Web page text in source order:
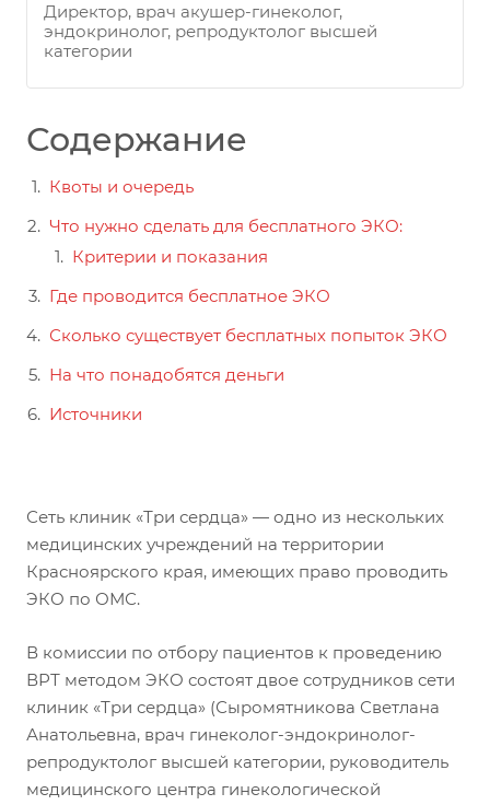
Директор, врач акушер-гинеколог,
эндокринолог, репродуктолог высшей
категории
Содержание
Квоты и очередь
Что нужно сделать для бесплатного ЭКО:
Критерии и показания
Где проводится бесплатное ЭКО
Сколько существует бесплатных попыток ЭКО
На что понадобятся деньги
Источники
Сеть клиник «Три сердца» — одно из нескольких
медицинских учреждений на территории
Красноярского края, имеющих право проводить
ЭКО по ОМС.
В комиссии по отбору пациентов к проведению
ВРТ методом ЭКО состоят двое сотрудников сети
клиник «Три сердца» (Сыромятникова Светлана
Анатольевна, врач гинеколог-эндокринолог-
репродуктолог высшей категории, руководитель
медицинского центра гинекологической